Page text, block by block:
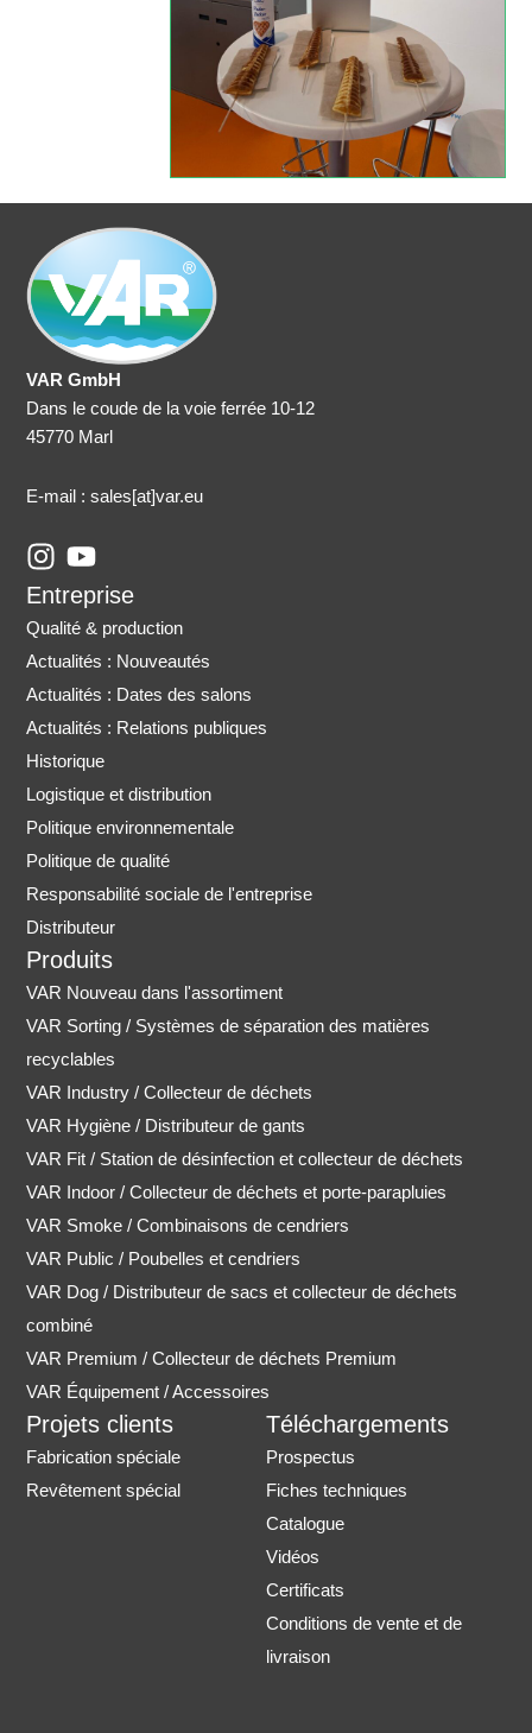
VAR GmbH
Dans le coude de la voie ferrée 10-12
45770 Marl
E-mail : sales[at]var.eu
I
n
s
t
a
g
r
a
m
Y
o
u
t
u
b
e
Entreprise
Qualité & production
Actualités : Nouveautés
Actualités : Dates des salons
Actualités : Relations publiques
Historique
Logistique et distribution
Politique environnementale
Politique de qualité
Responsabilité sociale de l'entreprise
Distributeur
Produits
VAR Nouveau dans l'assortiment
VAR Sorting / Systèmes de séparation des matières
recyclables
VAR Industry / Collecteur de déchets
VAR Hygiène / Distributeur de gants
VAR Fit / Station de désinfection et collecteur de déchets
VAR Indoor / Collecteur de déchets et porte-parapluies
VAR Smoke / Combinaisons de cendriers
VAR Public / Poubelles et cendriers
VAR Dog / Distributeur de sacs et collecteur de déchets
combiné
VAR Premium / Collecteur de déchets Premium
VAR Équipement / Accessoires
Projets clients
Fabrication spéciale
Revêtement spécial
Téléchargements
Prospectus
Fiches techniques
Catalogue
Vidéos
Certificats
Conditions de vente et de
livraison